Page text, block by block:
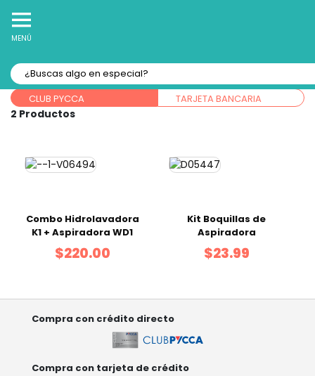
MENÚ
Forma de pago:
CLUB PYCCA TARJETA BANCARIA
2
Combo Hidrolavadora
K1 + Aspiradora WD1
$220.00
Kit Boquillas de
Aspiradora
$23.99
Compra con crédito directo
Compra con tarjeta de crédito